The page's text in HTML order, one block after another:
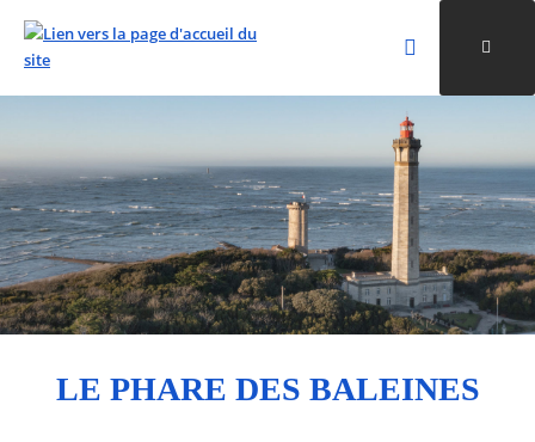
ALLER AU CONTENU
ALLER AU MENU
ALLER À LA RECHERCHE
Rechercher
Valider la
LE PHARE DES BALEINES